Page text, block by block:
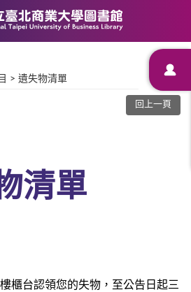
> 遺失物清單
回上一頁
清單
櫃台認領您的失物，至公告日起三